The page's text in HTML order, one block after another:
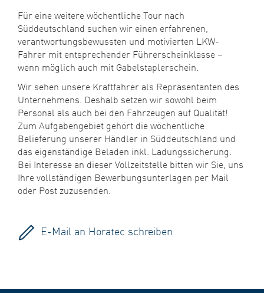
Für eine weitere wöchentliche Tour nach
Süddeutschland suchen wir einen erfahrenen,
verantwortungsbewussten und motivierten LKW-
Fahrer mit entsprechender Führerscheinklasse –
wenn möglich auch mit Gabelstaplerschein.
Wir sehen unsere Kraftfahrer als Repräsentanten des
Unternehmens. Deshalb setzen wir sowohl beim
Personal als auch bei den Fahrzeugen auf Qualität!
Zum Aufgabengebiet gehört die wöchentliche
Belieferung unserer Händler in Süddeutschland und
das eigenständige Beladen inkl. Ladungssicherung.
Bei Interesse an dieser Vollzeitstelle bitten wir Sie, uns
Ihre vollständigen Bewerbungsunterlagen per Mail
oder Post zuzusenden.
E-Mail an Horatec schreiben